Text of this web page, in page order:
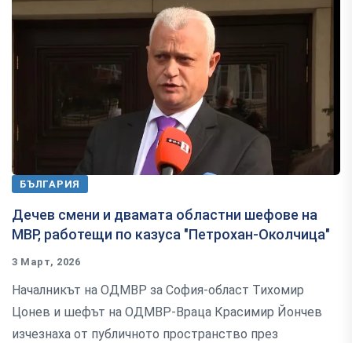
БЪЛГАРИЯ
Дечев смени и двамата областни шефове на
МВР, работещи по казуса "Петрохан-Околчица"
3 Март, 2026
Началникът на ОДМВР за София-област Тихомир
Цонев и шефът на ОДМВР-Враца Красимир Йончев
изчезнаха от публичното пространство през